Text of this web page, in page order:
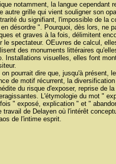
notamment, la langue cependant
autre grille qui vient souligner son
du signifiant, l'impossible de la
désordre ". Pourquoi, dès lors, ne
et graves à la fois, délimitent
le spectateur. OEuvres de calcul,
des monuments littéraires
Installations visuelles, elles font
pourrait dire que, jusqu'à présent,
de motif récurrent, la
du risque d'exposer, reprise de
L'étymologie du mot "
" exposé, explication " et "
de Delayen où l'intérêt
de l'intime esprit.